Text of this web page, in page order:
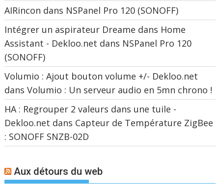
AIRincon dans NSPanel Pro 120 (SONOFF)
Intégrer un aspirateur Dreame dans Home
Assistant - Dekloo.net dans NSPanel Pro 120
(SONOFF)
Volumio : Ajout bouton volume +/- Dekloo.net
dansVolumio : Un serveur audio en 5mn chrono !
HA : Regrouper 2 valeurs dans une tuile -
Dekloo.net dans Capteur de Température ZigBee
: SONOFF SNZB-02D
Aux détours du web